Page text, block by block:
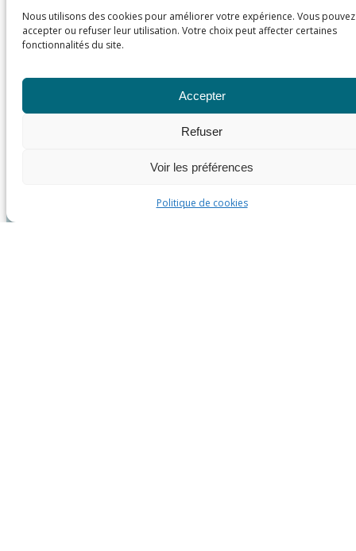
Nous utilisons des cookies pour améliorer votre expérience. Vous pouvez
accepter ou refuser leur utilisation. Votre choix peut affecter certaines
fonctionnalités du site.
Accepter
Refuser
Voir les préférences
Politique de cookies